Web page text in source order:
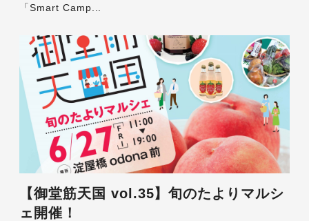
「Smart Camp...
【御堂筋天国 vol.35】旬のたよりマルシ
ェ開催！